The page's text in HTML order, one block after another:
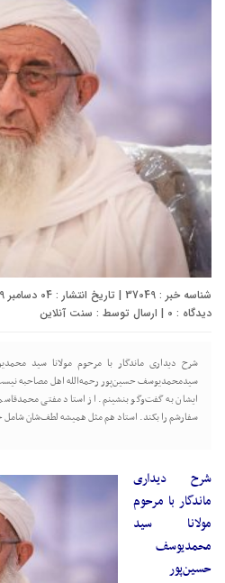
دیدگاه : 0 | ارسال توسط : سنت آنلاین
شرح دیداری ماندگار با مرحوم مولانا سید
سیدمحمدیوسف حسین‌پور رحمه‌الله اهل مصاحبه
ایشان به گفت‌وگو بنشینم. از استاد مفتی
سفارشم را بکند. استاد هم مثل همیشه لطف‌شان
شرح دیداری
ماندگار با مرحوم
مولانا سید
محمدیوسف
حسین‌پور